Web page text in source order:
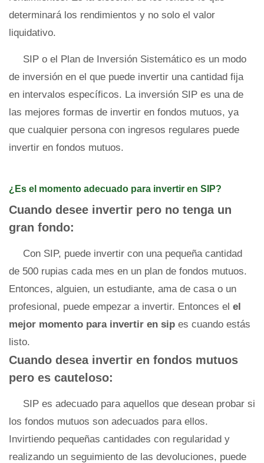
determinará los rendimientos y no solo el valor
liquidativo.
SIP o el Plan de Inversión Sistemático es un modo
de inversión en el que puede invertir una cantidad fija
en intervalos específicos. La inversión SIP es una de
las mejores formas de invertir en fondos mutuos, ya
que cualquier persona con ingresos regulares puede
invertir en fondos mutuos.
¿Es el momento adecuado para invertir en SIP?
Cuando desee invertir pero no tenga un
gran fondo:
Con SIP, puede invertir con una pequeña cantidad
de 500 rupias cada mes en un plan de fondos mutuos.
Entonces, alguien, un estudiante, ama de casa o un
profesional, puede empezar a invertir. Entonces el el
mejor momento para invertir en sip es cuando estás
listo.
Cuando desea invertir en fondos mutuos
pero es cauteloso:
SIP es adecuado para aquellos que desean probar si
los fondos mutuos son adecuados para ellos.
Invirtiendo pequeñas cantidades con regularidad y
realizando un seguimiento de las devoluciones, puede